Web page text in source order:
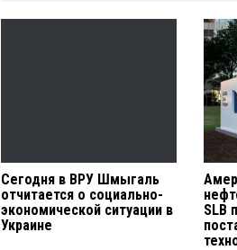
Сегодня в ВРУ Шмыгаль
отчитается о социально-
экономической ситуации в
Украине
SLB